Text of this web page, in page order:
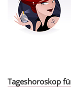
Tageshoroskop